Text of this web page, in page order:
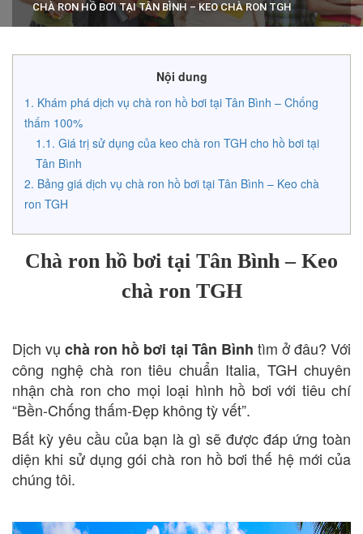
CHÀ RON HỒ BƠI TẠI TÂN BÌNH – KEO CHÀ RON TGH
Nội dung
Khám phá dịch vụ chà ron hồ bơi tại Tân Bình – Chống
thấm 100%
Giá trị sử dụng của keo chà ron TGH cho hồ bơi tại
Tân Bình
Bảng giá dịch vụ chà ron hồ bơi tại Tân Bình – Keo chà
ron TGH
Chà ron hồ bơi tại Tân Bình – Keo
chà ron TGH
Dịch vụchà ron hồ bơi tại Tân Bình tìm ở đâu? Với
công nghệ chà ron tiêu chuẩn Italia, TGH chuyên
nhận chà ron cho mọi loại hình hồ bơi với tiêu chí
“Bền-Chống thấm-Đẹp không tỳ vết”.
Bất kỳ yêu cầu của bạn là gì sẽ được đáp ứng toàn
diện khi sử dụng gói chà ron hồ bơi thế hệ mới của
chúng tôi.